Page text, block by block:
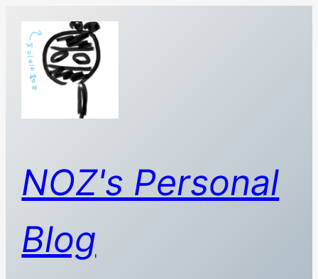
NOZ's Personal
Blog